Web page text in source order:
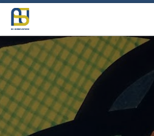
Saltar al contenido